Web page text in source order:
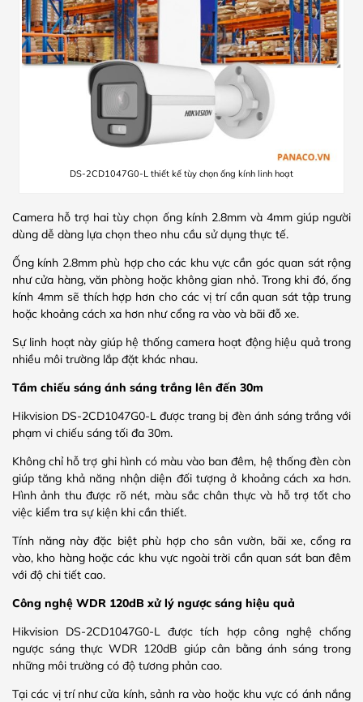
DS-2CD1047G0-L thiết kế tùy chọn ống kính linh hoạt
Camera hỗ trợ hai tùy chọn ống kính 2.8mm và 4mm giúp người
dùng dễ dàng lựa chọn theo nhu cầu sử dụng thực tế.
Ống kính 2.8mm phù hợp cho các khu vực cần góc quan sát rộng
như cửa hàng, văn phòng hoặc không gian nhỏ. Trong khi đó, ống
kính 4mm sẽ thích hợp hơn cho các vị trí cần quan sát tập trung
hoặc khoảng cách xa hơn như cổng ra vào và bãi đỗ xe.
Sự linh hoạt này giúp hệ thống camera hoạt động hiệu quả trong
nhiều môi trường lắp đặt khác nhau.
Tầm chiếu sáng ánh sáng trắng lên đến 30m
Hikvision DS-2CD1047G0-L được trang bị đèn ánh sáng trắng với
phạm vi chiếu sáng tối đa 30m.
Không chỉ hỗ trợ ghi hình có màu vào ban đêm, hệ thống đèn còn
giúp tăng khả năng nhận diện đối tượng ở khoảng cách xa hơn.
Hình ảnh thu được rõ nét, màu sắc chân thực và hỗ trợ tốt cho
việc kiểm tra sự kiện khi cần thiết.
Tính năng này đặc biệt phù hợp cho sân vườn, bãi xe, cổng ra
vào, kho hàng hoặc các khu vực ngoài trời cần quan sát ban đêm
với độ chi tiết cao.
Công nghệ WDR 120dB xử lý ngược sáng hiệu quả
Hikvision DS-2CD1047G0-L được tích hợp công nghệ chống
ngược sáng thực WDR 120dB giúp cân bằng ánh sáng trong
những môi trường có độ tương phản cao.
Tại các vị trí như cửa kính, sảnh ra vào hoặc khu vực có ánh nắng